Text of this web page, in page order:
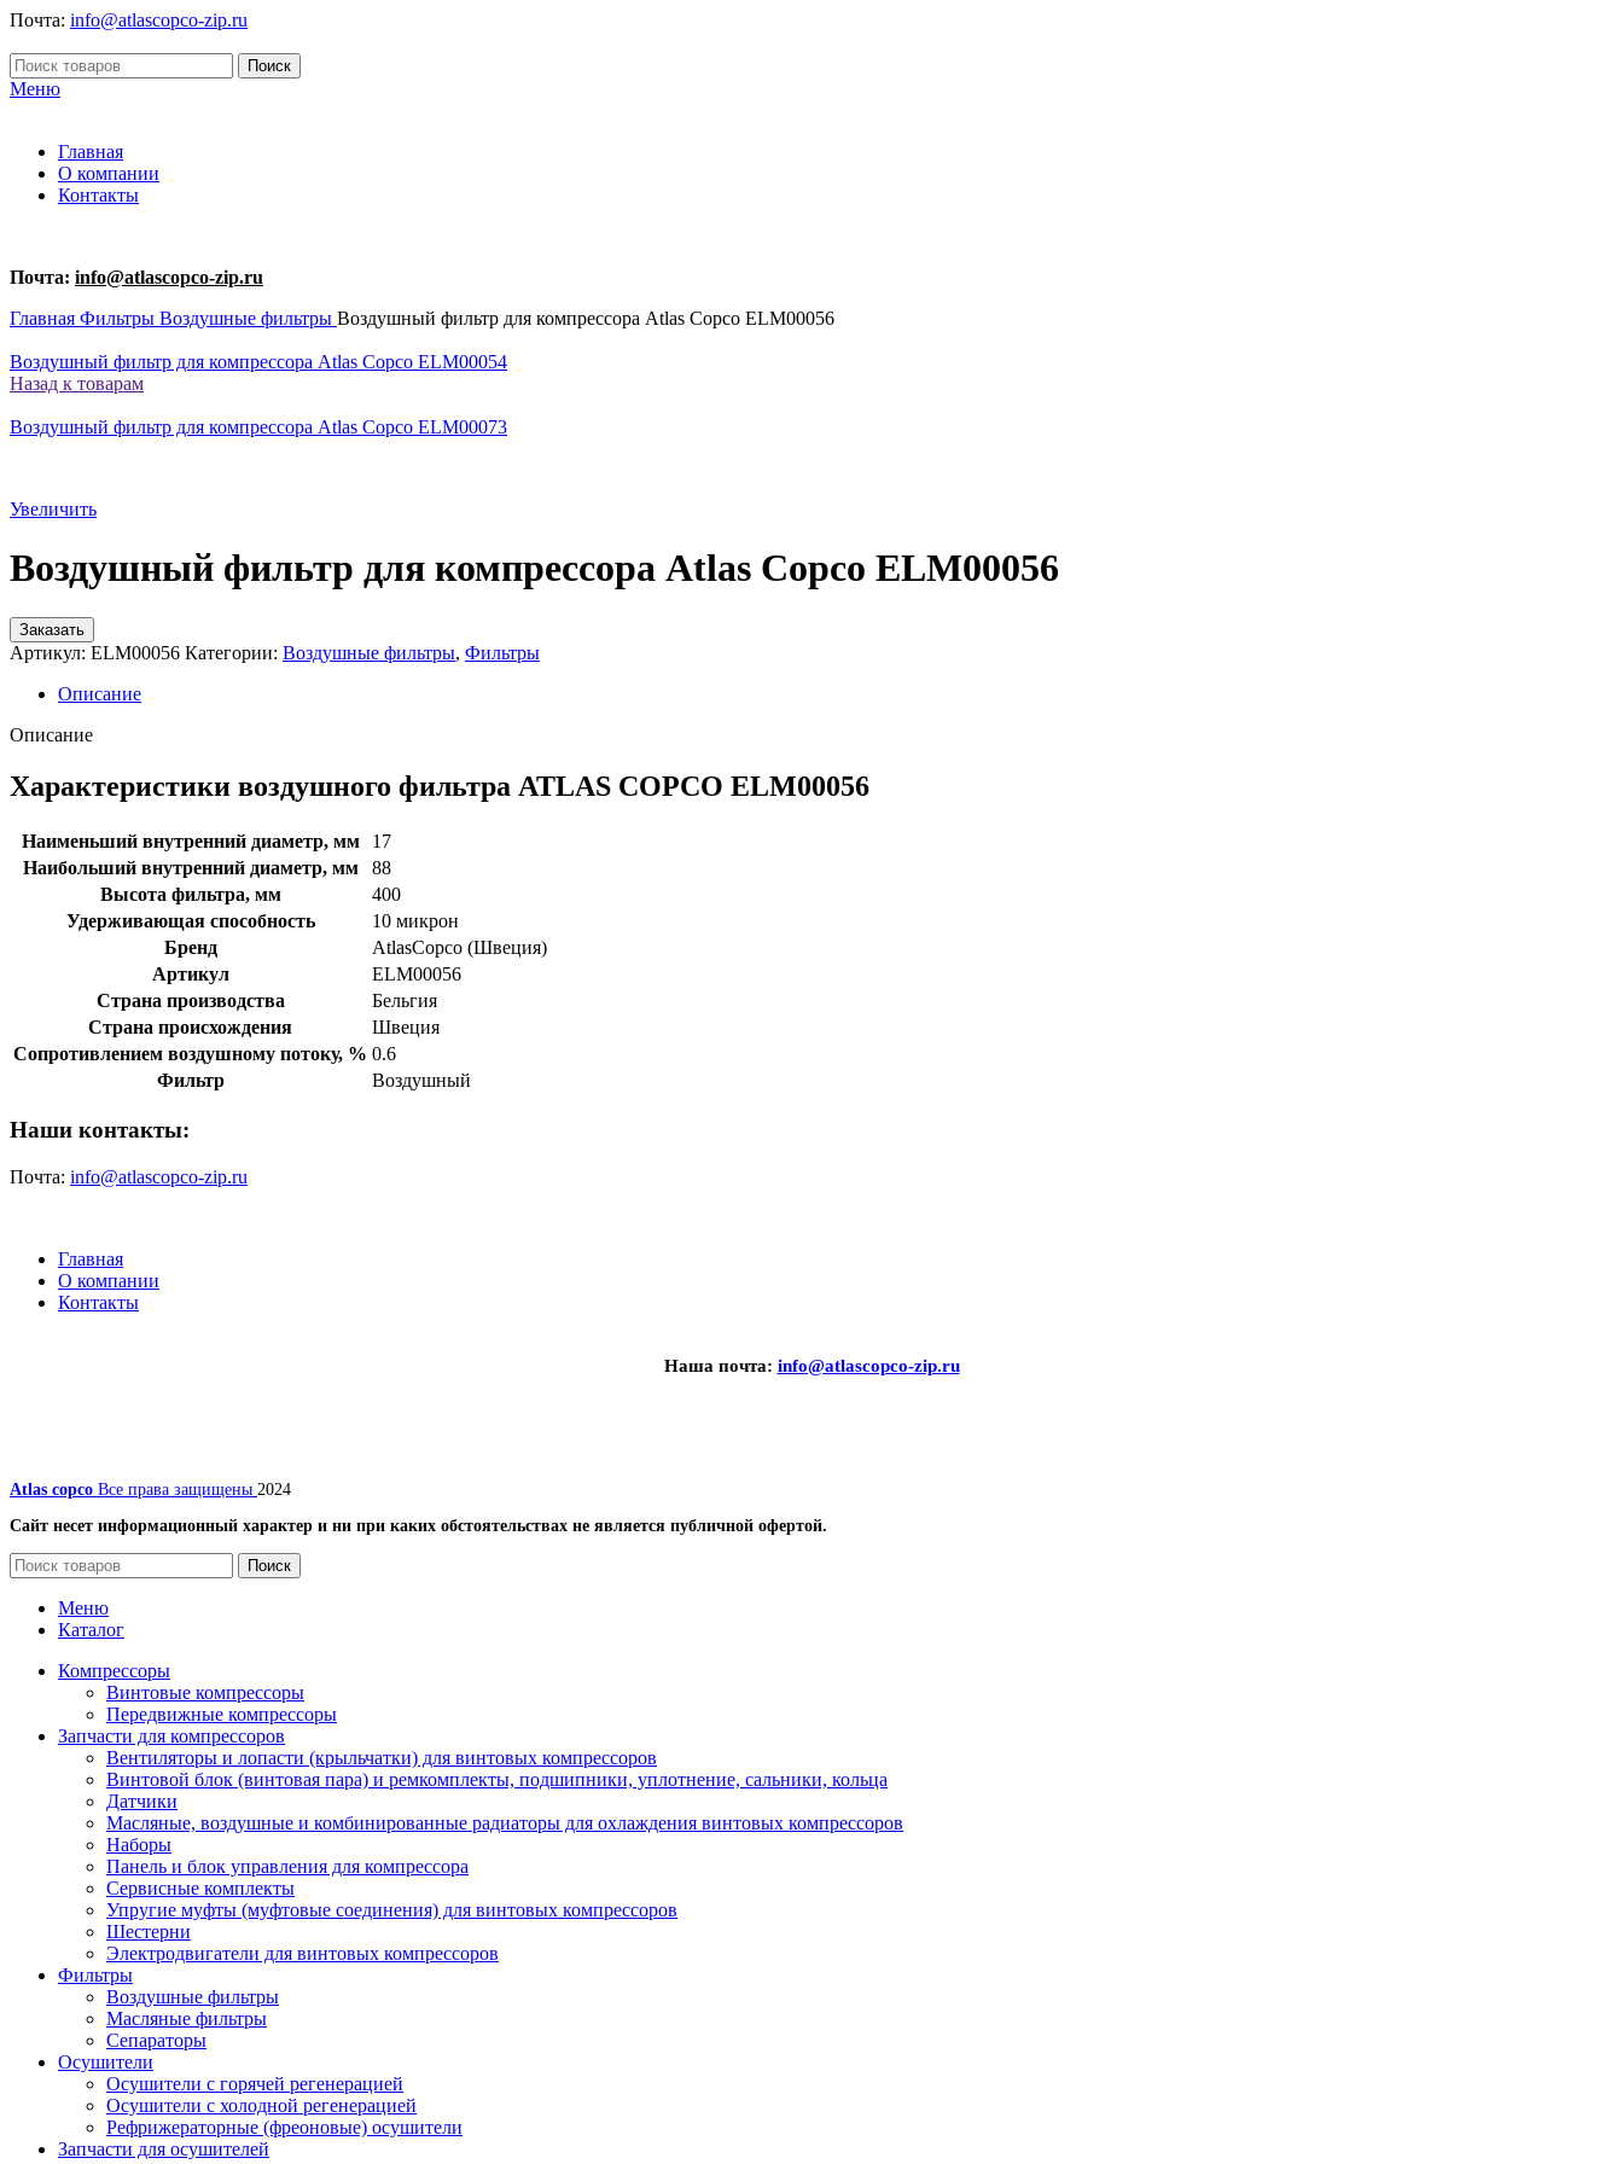
Почта: info@atlascopco-zip.ru
Поиск
Меню
Главная
О компании
Контакты
Почта: info@atlascopco-zip.ru
Главная Фильтры Воздушные фильтры Воздушный фильтр для компрессора Atlas Copco ELM00056
Воздушный фильтр для компрессора Atlas Copco ELM00054
Назад к товарам
Воздушный фильтр для компрессора Atlas Copco ELM00073
Увеличить
Воздушный фильтр для компрессора Atlas Copco ELM00056
Заказать
Артикул: ELM00056 Категории: Воздушные фильтры, Фильтры
Описание
Описание
Характеристики воздушного фильтра ATLAS COPCO ELM00056
Наименьший внутренний диаметр, мм
17
Наибольший внутренний диаметр, мм
88
Высота фильтра, мм
400
Удерживающая способность
10 микрон
Бренд
AtlasCopco (Швеция)
Артикул
ELM00056
Страна производства
Бельгия
Страна происхождения
Швеция
Сопротивлением воздушному потоку, % 0.6
Фильтр
Воздушный
Наши контакты:
Почта: info@atlascopco-zip.ru
Главная
О компании
Контакты
Наша почта: info@atlascopco-zip.ru
Atlas copco Все права защищены 2024
Сайт несет информационный характер и ни при каких обстоятельствах не является публичной офертой.
Поиск
Меню
Каталог
Компрессоры
Винтовые компрессоры
Передвижные компрессоры
Запчасти для компрессоров
Вентиляторы и лопасти (крыльчатки) для винтовых компрессоров
Винтовой блок (винтовая пара) и ремкомплекты, подшипники, уплотнение, сальники, кольца
Датчики
Масляные, воздушные и комбинированные радиаторы для охлаждения винтовых компрессоров
Наборы
Панель и блок управления для компрессора
Сервисные комплекты
Упругие муфты (муфтовые соединения) для винтовых компрессоров
Шестерни
Электродвигатели для винтовых компрессоров
Фильтры
Воздушные фильтры
Масляные фильтры
Сепараторы
Осушители
Осушители с горячей регенерацией
Осушители с холодной регенерацией
Рефрижераторные (фреоновые) осушители
Запчасти для осушителей